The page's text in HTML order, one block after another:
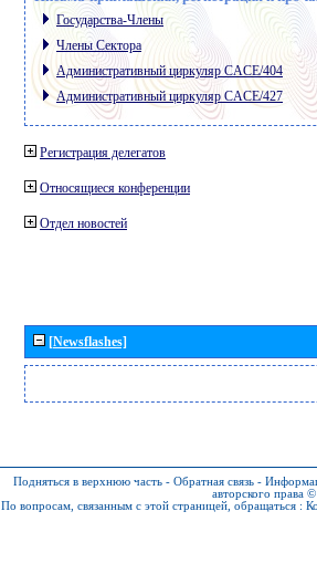
Государства-Члены
Члены Сектора
Административный циркуляр CACE/404
Административный циркуляр CACE/427
Регистрация делегатов
Относящиеся конференции
Отдел новостей
[Newsflashes]
Подняться в верхнюю часть - Обратная связь -
авторского права
По вопросам, связанным с этой страницей, обращаться :